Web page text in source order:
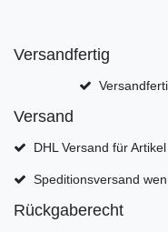
Versandfertig
Versand
DHL Versand für
Speditionsversand
Rückgaberecht